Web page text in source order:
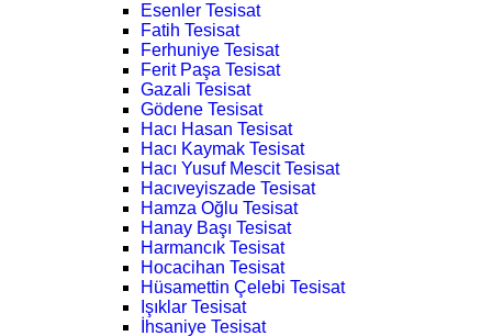
Esenler Tesisat
Fatih Tesisat
Ferhuniye Tesisat
Ferit Paşa Tesisat
Gazali Tesisat
Gödene Tesisat
Hacı Hasan Tesisat
Hacı Kaymak Tesisat
Hacı Yusuf Mescit Tesisat
Hacıveyiszade Tesisat
Hamza Oğlu Tesisat
Hanay Başı Tesisat
Harmancık Tesisat
Hocacihan Tesisat
Hüsamettin Çelebi Tesisat
Işıklar Tesisat
İhsaniye Tesisat